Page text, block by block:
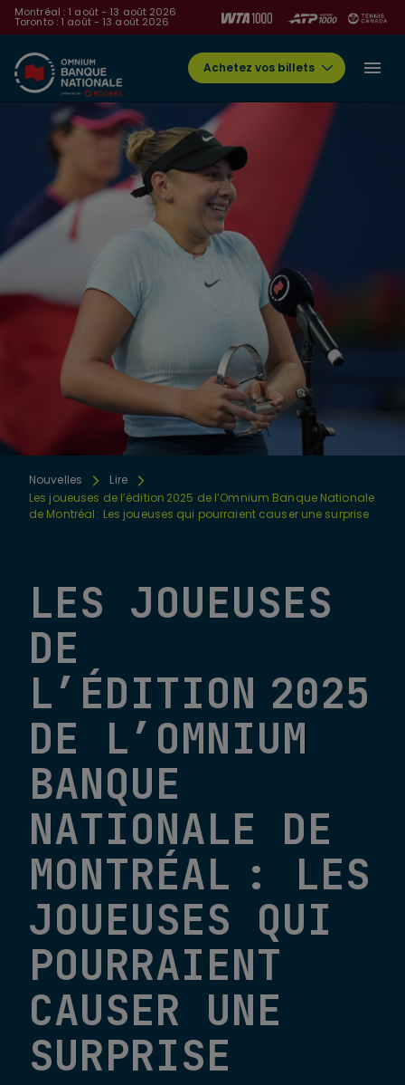
Montréal : 1 août - 13 août 2026
Toronto : 1 août - 13 août 2026
Achetez vos billets
Nouvelles
Lire
Les joueuses de l’édition 2025 de l’Omnium Banque Nationale
de Montréal : Les joueuses qui pourraient causer une surprise
LES JOUEUSES
DE
L’ÉDITION 2025
DE L’OMNIUM
BANQUE
NATIONALE DE
MONTRÉAL : LES
JOUEUSES QUI
POURRAIENT
CAUSER UNE
SURPRISE